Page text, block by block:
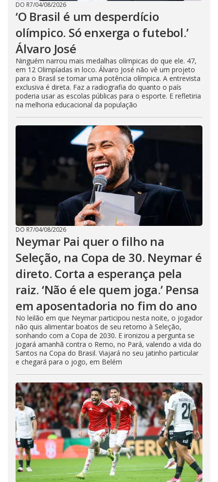
DO R7/04/08/2026
‘O Brasil é um desperdício
olímpico. Só enxerga o futebol.’
Álvaro José
Ninguém narrou mais medalhas olímpicas do que ele. 47,
em 12 Olimpíadas in loco. Álvaro José não vê um projeto
para o Brasil se tornar uma potência olímpica. A entrevista
exclusiva é direta. Faz a radiografia do quanto o país
poderia usar as escolas públicas para o esporte. E refletiria
na melhoria educacional da população
DO R7/04/08/2026
Neymar Pai quer o filho na
Seleção, na Copa de 30. Neymar é
direto. Corta a esperança pela
raiz. ‘Não é ele quem joga.’ Pensa
em aposentadoria no fim do ano
No leilão em que Neymar participou nesta noite, o jogador
não quis alimentar boatos de seu retorno à Seleção,
sonhando com a Copa de 2030. E ironizou a pergunta se
jogará amanhã contra o Remo, no Pará, valendo a vida do
Santos na Copa do Brasil. Viajará no seu jatinho particular
e chegará para o jogo, em Belém